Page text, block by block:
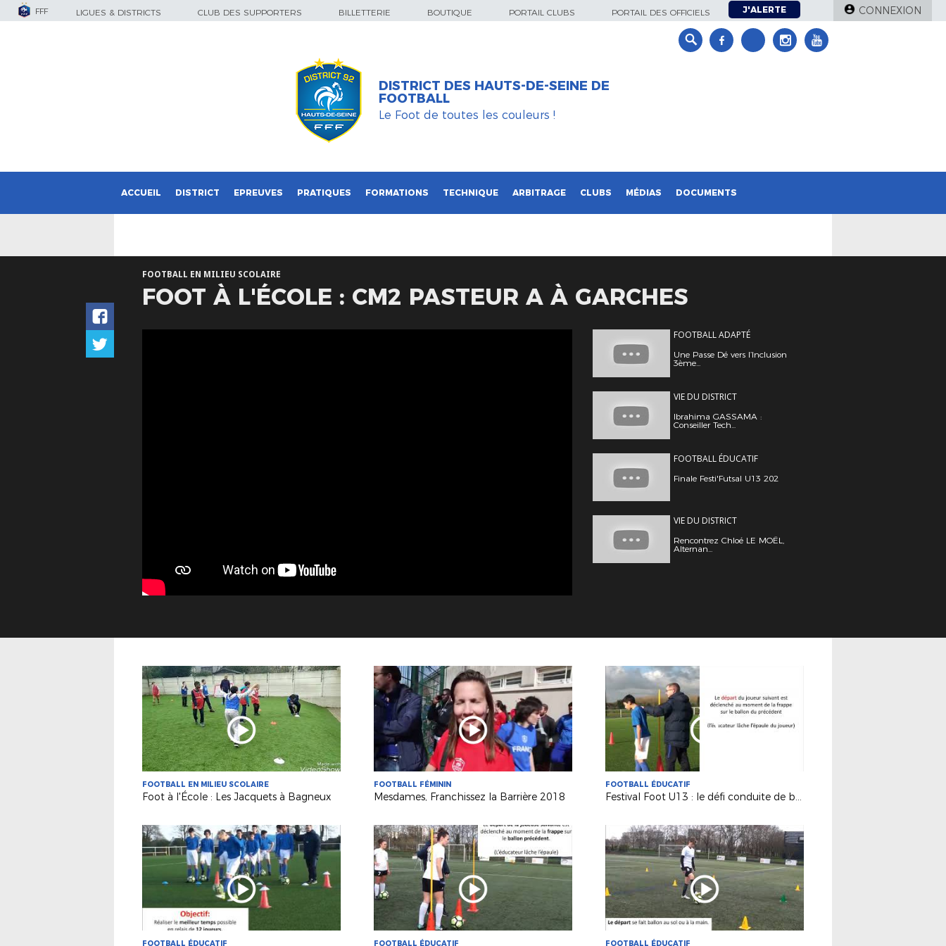
FFF LIGUES & DISTRICTS CLUB DES SUPPORTERS BILLETTERIE BOUTIQUE PORTAIL CLUBS PORTAIL DES OFFICIELS J'ALERTE CONNEXION
DISTRICT DES HAUTS-DE-SEINE DE
FOOTBALL
Le Foot de toutes les couleurs !
ACCUEIL DISTRICT EPREUVES PRATIQUES FORMATIONS TECHNIQUE ARBITRAGE CLUBS MÉDIAS DOCUMENTS
FOOTBALL EN MILIEU SCOLAIRE
FOOT À L'ÉCOLE : CM2 PASTEUR A À GARCHES
FOOTBALL ADAPTÉ
Une Passe Dé vers l’Inclusion
3ème...
VIE DU DISTRICT
Ibrahima GASSAMA :
Conseiller Tech...
FOOTBALL ÉDUCATIF
Finale Festi'Futsal U13 202
VIE DU DISTRICT
Rencontrez Chloé LE MOËL,
Alternan...
FOOTBALL EN MILIEU SCOLAIRE
Foot à l'École : Les Jacquets à Bagneux
FOOTBALL FÉMININ
Mesdames, Franchissez la Barrière 2018
FOOTBALL ÉDUCATIF
Festival Foot U13 : le défi conduite de balle
FOOTBALL ÉDUCATIF FOOTBALL ÉDUCATIF FOOTBALL ÉDUCATIF